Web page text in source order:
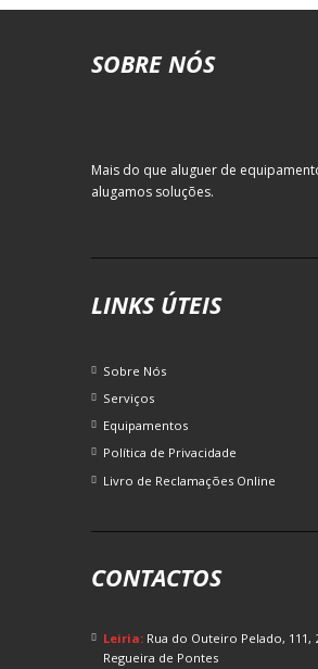
SOBRE NÓS
Mais do que aluguer de
alugamos soluções.
LINKS ÚTEIS
Sobre Nós
Serviços
Equipamentos
Política de Privacidade
Livro de Reclamações Online
CONTACTOS
Leiria: Rua do Outeiro Pelado, 111,
Regueira de Pontes